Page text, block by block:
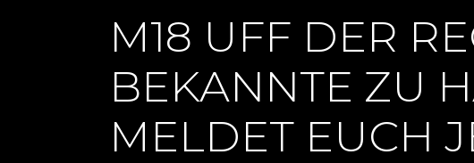
M18 UFF DER
BEKANNTE ZU
MELDET EUCH